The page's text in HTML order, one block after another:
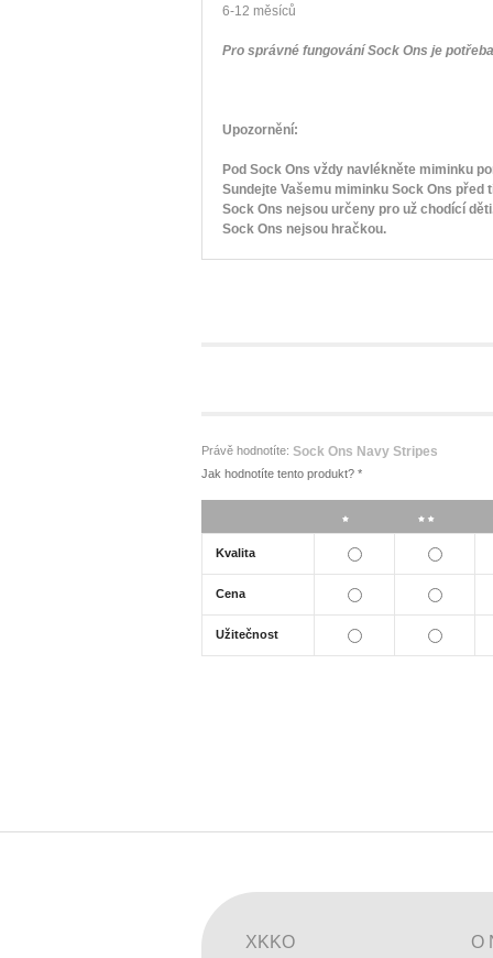
6-12 měsíců
Pro správné fungování Sock Ons je
Upozornění:
Pod Sock Ons vždy navlékněte miminku
Sundejte Vašemu miminku Sock Ons před
Sock Ons nejsou určeny pro už chodící
Sock Ons nejsou hračkou.
Právě hodnotíte: Sock Ons Navy Stripes
Jak hodnotíte tento produkt? *
Kvalita
Cena
Užitečnost
XKKO O